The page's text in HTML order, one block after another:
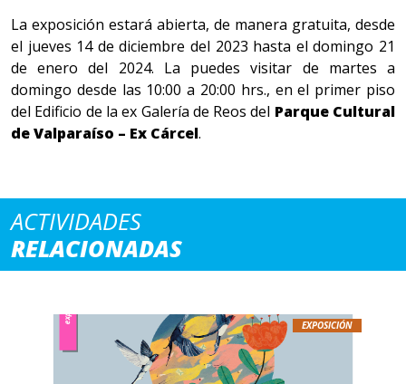
La exposición estará abierta, de manera gratuita, desde
el jueves 14 de diciembre del 2023 hasta el domingo 21
de enero del 2024. La puedes visitar de martes a
domingo desde las 10:00 a 20:00 hrs., en el primer piso
del Edificio de la ex Galería de Reos del Parque Cultural
de Valparaíso – Ex Cárcel.
ACTIVIDADES
RELACIONADAS
EXPOSICIÓN